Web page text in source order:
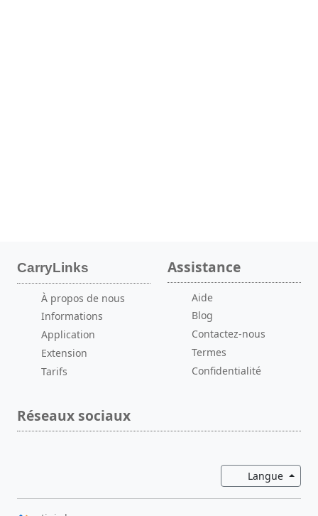
CarryLinks
À propos de nous
Informations
Application
Extension
Tarifs
Assistance
Aide
Blog
Contactez-nous
Termes
Confidentialité
Réseaux sociaux
Langue